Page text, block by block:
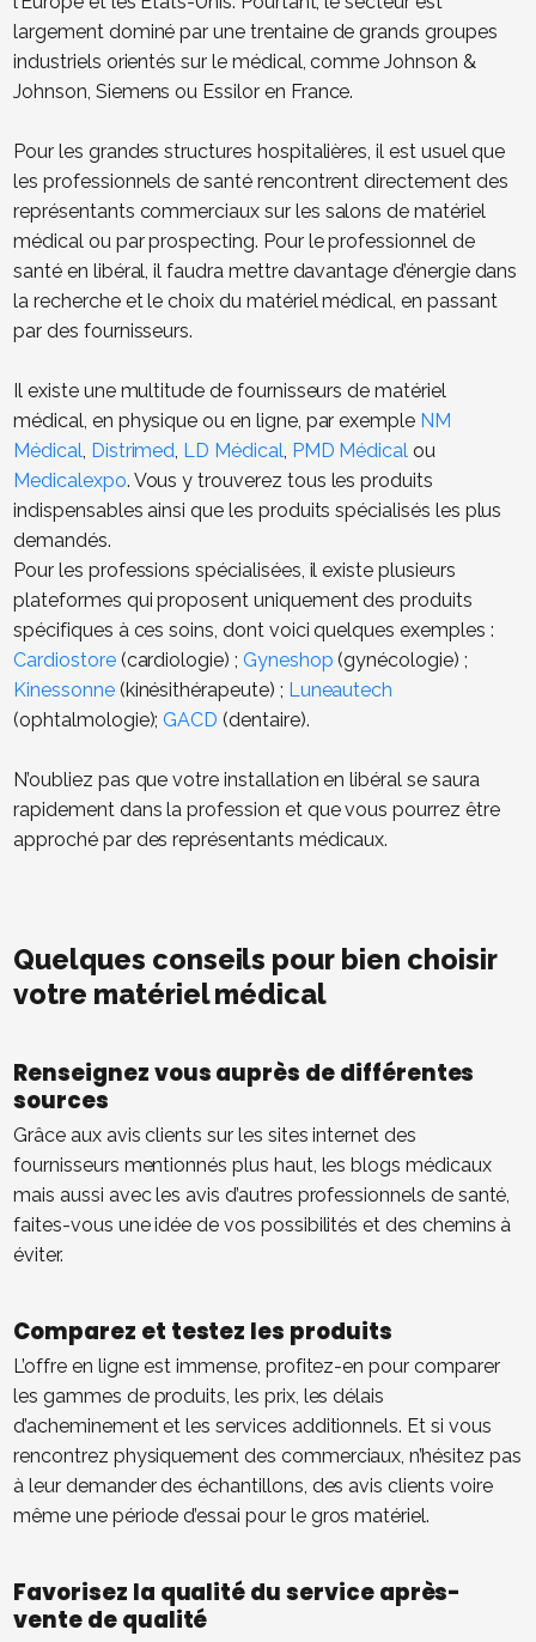
largement dominé par une trentaine de grands groupes
industriels orientés sur le médical, comme Johnson &
Johnson, Siemens ou Essilor en France.
Pour les grandes structures hospitalières, il est usuel que
les professionnels de santé rencontrent directement des
représentants commerciaux sur les salons de matériel
médical ou par prospecting. Pour le professionnel de
santé en libéral, il faudra mettre davantage d’énergie dans
la recherche et le choix du matériel médical, en passant
par des fournisseurs.
Il existe une multitude de fournisseurs de matériel
médical, en physique ou en ligne, par exemple NM
Médical, Distrimed, LD Médical, PMD Médical ou
Medicalexpo. Vous y trouverez tous les produits
indispensables ainsi que les produits spécialisés les plus
demandés.
Pour les professions spécialisées, il existe plusieurs
plateformes qui proposent uniquement des produits
spécifiques à ces soins, dont voici quelques exemples :
Cardiostore(cardiologie) ; Gyneshop (gynécologie) ;
Kinessonne(kinésithérapeute) ; Luneautech
(ophtalmologie); GACD (dentaire).
N’oubliez pas que votre installation en libéral se saura
rapidement dans la profession et que vous pourrez être
approché par des représentants médicaux.
Quelques conseils pour bien choisir
votre matériel médical
Renseignez vous auprès de différentes
sources
Grâce aux avis clients sur les sites internet des
fournisseurs mentionnés plus haut, les blogs médicaux
mais aussi avec les avis d’autres professionnels de santé,
faites-vous une idée de vos possibilités et des chemins à
éviter.
Comparez et testez les produits
L’offre en ligne est immense, profitez-en pour comparer
les gammes de produits, les prix, les délais
d’acheminement et les services additionnels. Et si vous
rencontrez physiquement des commerciaux, n’hésitez pas
à leur demander des échantillons, des avis clients voire
même une période d’essai pour le gros matériel.
Favorisez la qualité du service après-
vente de qualité